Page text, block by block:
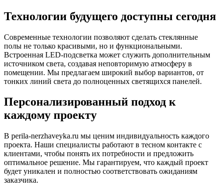
Технологии будущего доступны сегодня
Современные технологии позволяют сделать стеклянные
полы не только красивыми, но и функциональными.
Встроенная LED-подсветка может служить дополнительным
источником света, создавая неповторимую атмосферу в
помещении. Мы предлагаем широкий выбор вариантов, от
тонких линий света до полноценных светящихся панелей.
Персонализированный подход к
каждому проекту
В perila-nerzhaveyka.ru мы ценим индивидуальность каждого
проекта. Наши специалисты работают в тесном контакте с
клиентами, чтобы понять их потребности и предложить
оптимальное решение. Мы гарантируем, что каждый проект
будет уникален и полностью соответствовать ожиданиям
заказчика.